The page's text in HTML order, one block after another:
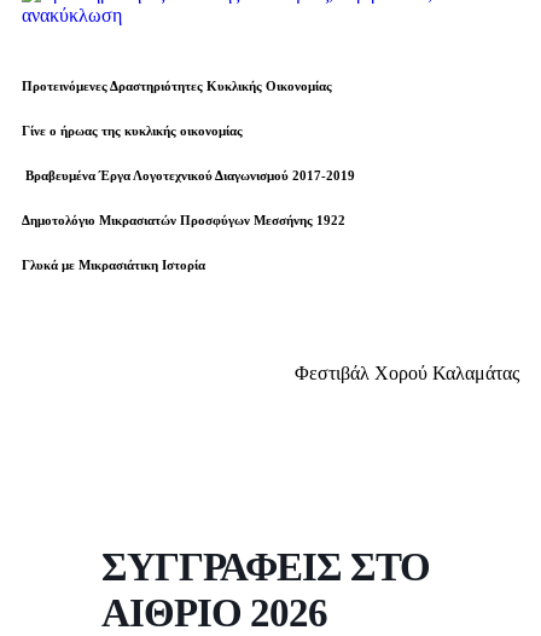
Προτεινόμενες Δραστηριότητες Κυκλικής Οικονομίας
Γίνε ο ήρωας της κυκλικής οικονομίας
Βραβευµένα Έργα Λογοτεχνικού Διαγωνισμού 2017-2019
Δημοτολόγιο Μικρασιατών Προσφύγων Μεσσήνης 1922
Γλυκά με Μικρασιάτικη Ιστορία
Φεστιβάλ Χορού Καλαμάτας
ΣΥΓΓΡΑΦΕΙΣ ΣΤΟ
ΑΙΘΡΙΟ 2026